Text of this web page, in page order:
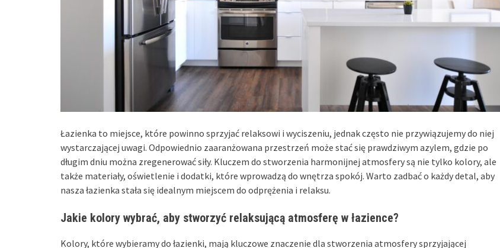
Łazienka to miejsce, które powinno sprzyjać relaksowi i wyciszeniu, jednak często nie przywiązujemy do niej
wystarczającej uwagi. Odpowiednio zaaranżowana przestrzeń może stać się prawdziwym azylem, gdzie po
długim dniu można zregenerować siły. Kluczem do stworzenia harmonijnej atmosfery są nie tylko kolory, ale
także materiały, oświetlenie i dodatki, które wprowadzą do wnętrza spokój. Warto zadbać o każdy detal, aby
nasza łazienka stała się idealnym miejscem do odprężenia i relaksu.
Jakie kolory wybrać, aby stworzyć relaksującą atmosferę w łazience?
Kolory, które wybieramy do łazienki, mają kluczowe znaczenie dla stworzenia atmosfery sprzyjającej